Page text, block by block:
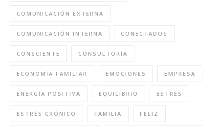
COMUNICACIÓN EXTERNA
COMUNICACIÓN INTERNA CONECTADOS
CONSCIENTE CONSULTORÍA
ECONOMÍA FAMILIAR EMOCIONES EMPRESA
ENERGÍA POSITIVA EQUILIBRIO ESTRÉS
ESTRÉS CRÓNICO FAMILIA FELIZ